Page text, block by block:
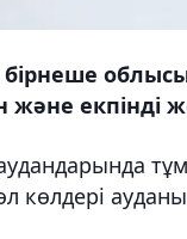
бірнеше
екпінді
көлдері